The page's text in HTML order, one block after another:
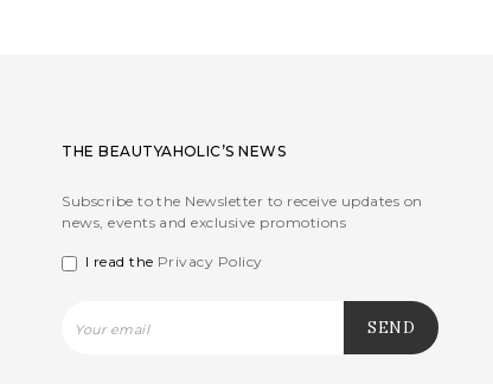
THE BEAUTYAHOLIC’S NEWS
Subscribe to the Newsletter to receive updates on
news, events and exclusive promotions
I read the Privacy Policy